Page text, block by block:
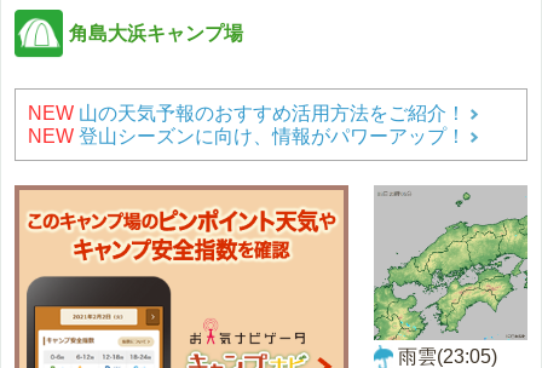
角島大浜キャンプ場
NEW 山の天気予報のおすすめ活用方法をご紹介！
NEW 登山シーズンに向け、情報がパワーアップ！
雨雲(23:05)